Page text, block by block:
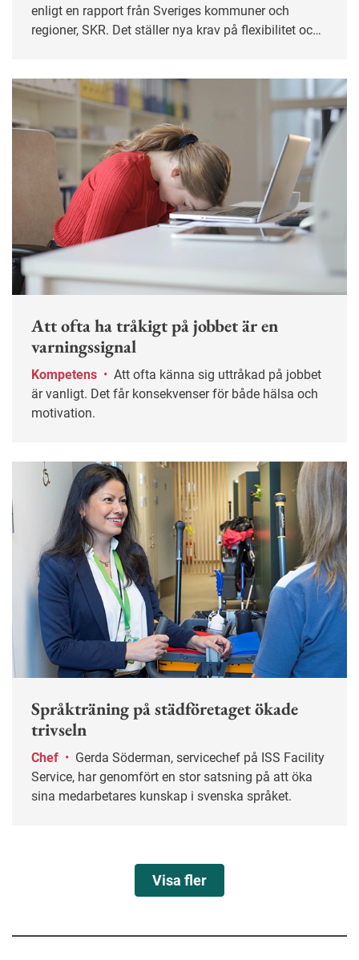
enligt en rapport från Sveriges kommuner och
regioner, SKR. Det ställer nya krav på flexibilitet och
Att ofta ha tråkigt på jobbet är en
varningssignal
Kompetens •
är vanligt. Det får konsekvenser för både hälsa och
motivation.
Språkträning på städföretaget ökade
trivseln
Chef •
Service, har genomfört en stor satsning på att öka
sina medarbetares kunskap i svenska språket.
Visa fler